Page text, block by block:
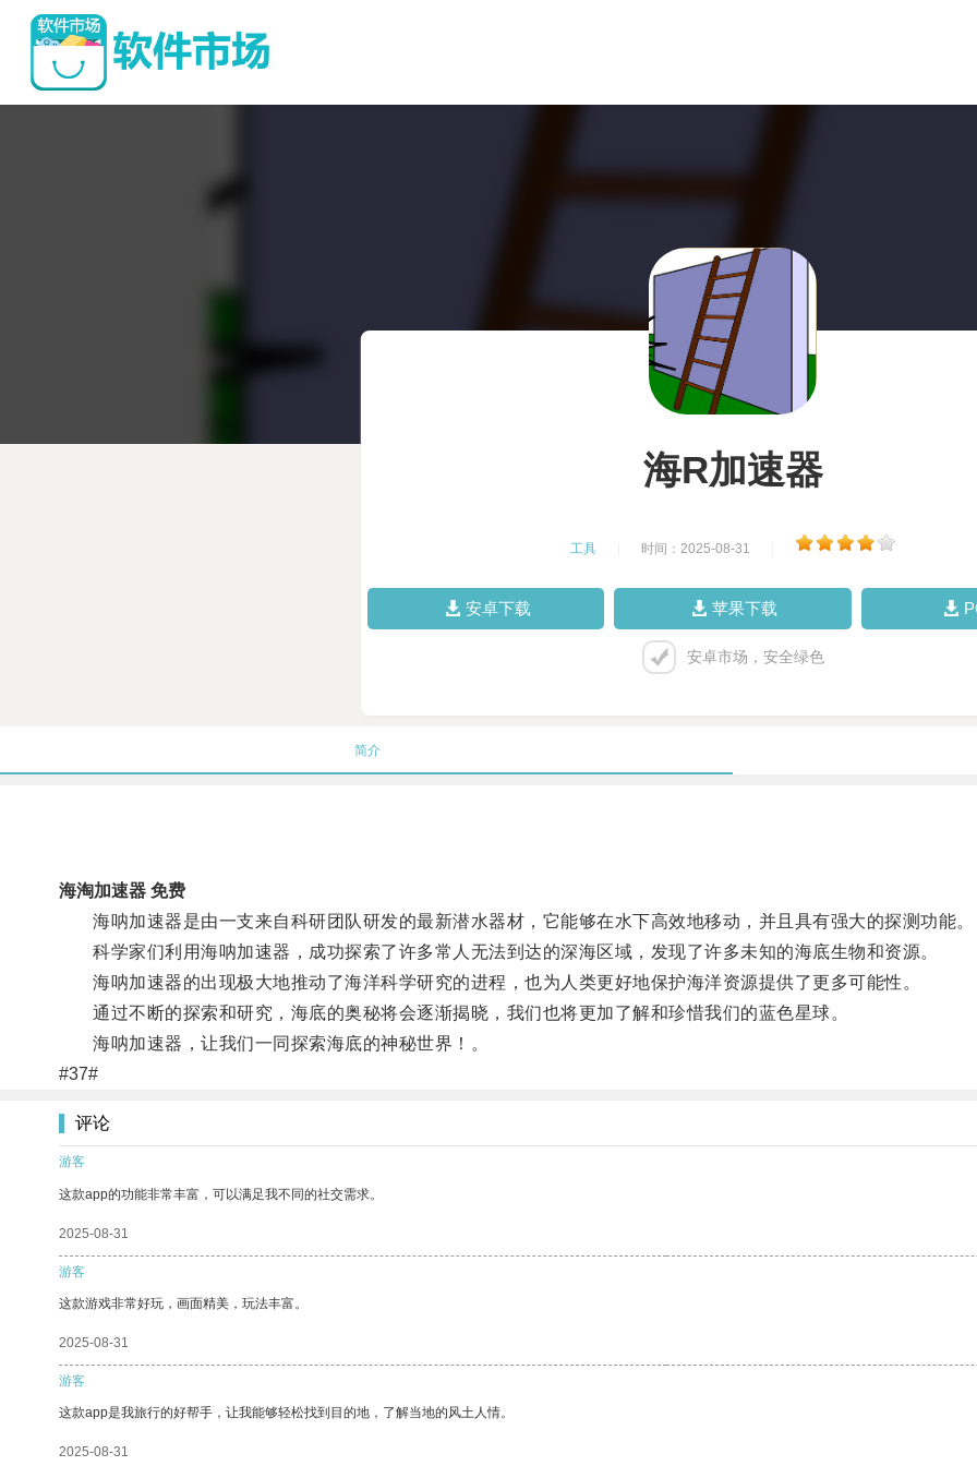
海R加速器
工具 时间：2025-08-31
安卓下载 苹果下载
安卓市场，安全绿色
简介
海淘加速器 免费
海呐加速器是由一支来自科研团队研发的最新潜水器材，它能够在水下高效地移动，并且具有强大的探测功能。
科学家们利用海呐加速器，成功探索了许多常人无法到达的深海区域，发现了许多未知的海底生物和资源。
海呐加速器的出现极大地推动了海洋科学研究的进程，也为人类更好地保护海洋资源提供了更多可能性。
通过不断的探索和研究，海底的奥秘将会逐渐揭晓，我们也将更加了解和珍惜我们的蓝色星球。
海呐加速器，让我们一同探索海底的神秘世界！。
#37#
评论
游客
这款app的功能非常丰富，可以满足我不同的社交需求。
2025-08-31
游客
这款游戏非常好玩，画面精美，玩法丰富。
2025-08-31
游客
这款app是我旅行的好帮手，让我能够轻松找到目的地，了解当地的风土人情。
2025-08-31